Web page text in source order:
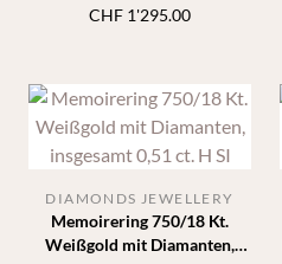
CHF 1'295.00
Memoirering 750/18 Kt.
Weißgold mit Diamanten,
DIAMONDS JEWELLERY